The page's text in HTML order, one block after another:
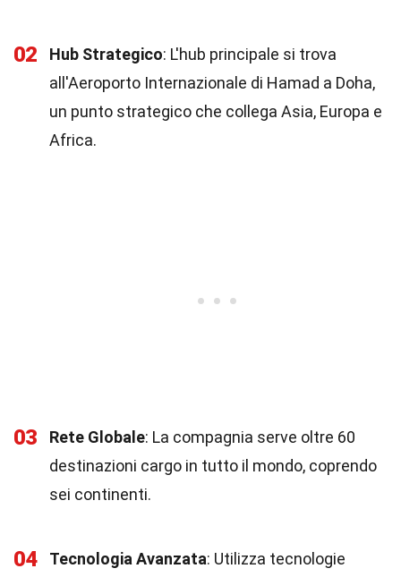
02 Hub Strategico: L'hub principale si trova
all'Aeroporto Internazionale di Hamad a Doha,
un punto strategico che collega Asia, Europa e
Africa.
03 Rete Globale: La compagnia serve oltre 60
destinazioni cargo in tutto il mondo, coprendo
sei continenti.
04 Tecnologia Avanzata: Utilizza tecnologie